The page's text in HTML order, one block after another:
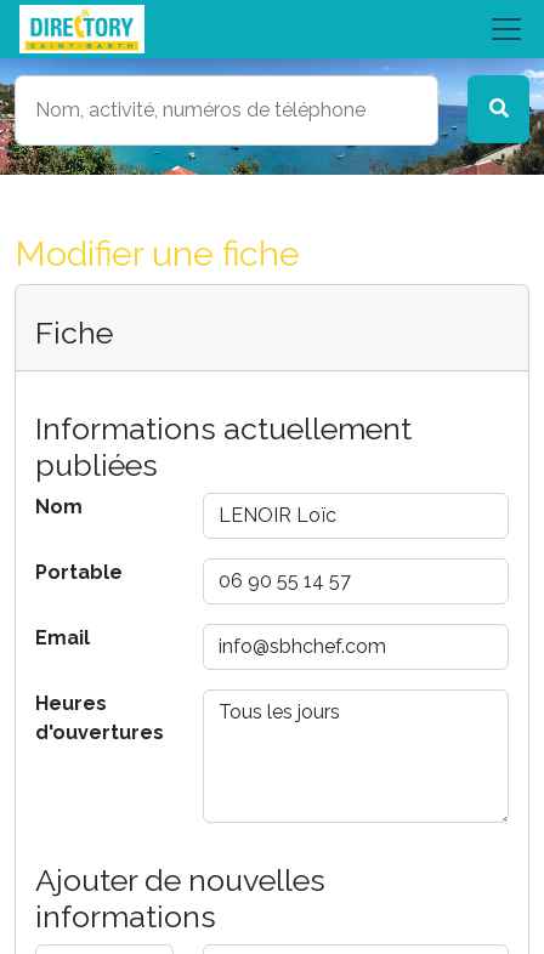
Modifier une fiche
Fiche
Informations actuellement
publiées
Nom
Portable
Email
Heures
d'ouvertures
Ajouter de nouvelles
informations